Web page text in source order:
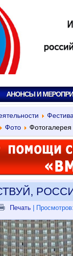
АНОНСЫ И
Фото
Печать |